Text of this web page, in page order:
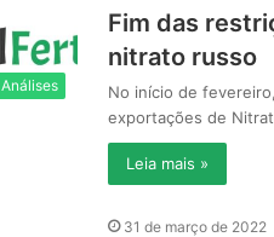
Análises
Fim das
nitrato russo
No início de
exportações de
Leia mais »
31 de março de 2022